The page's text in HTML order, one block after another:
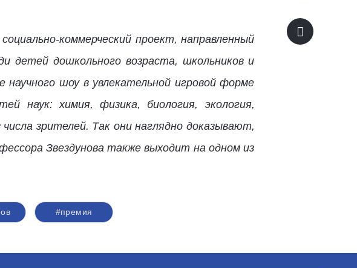
коммерческий проект, направленный
детей дошкольного возраста, школьников и
шоу в увлекательной игровой форме
наук: химия, физика, биология, экология,
зрителей. Так они наглядно доказывают,
Звездунова также выходит на одном из
#премия